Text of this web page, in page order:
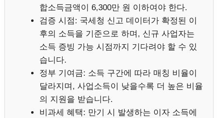
합소득금액이 6,300만 원 이하여야 한다.
검증 시점: 국세청 신고 데이터가 확정된 이
후의 소득을 기준으로 하며, 신규 사업자는
소득 증빙 가능 시점까지 기다려야 할 수 있
습니다.
정부 기여금: 소득 구간에 따라 매칭 비율이
달라지며, 사업소득이 낮을수록 더 높은 비율
의 지원을 받습니다.
비과세 혜택: 만기 시 발생하는 이자 소득에